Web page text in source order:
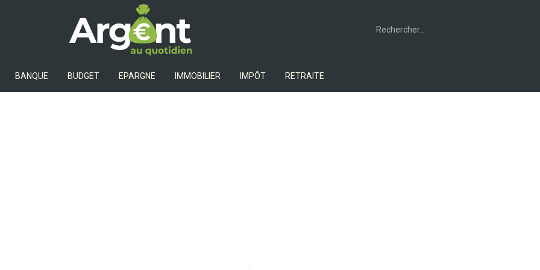
Argent Au Quotidien
Rechercher :
BANQUE BUDGET EPARGNE IMMOBILIER IMPÔT RETRAITE